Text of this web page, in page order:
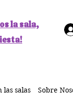
la sala,
las salas Sobre